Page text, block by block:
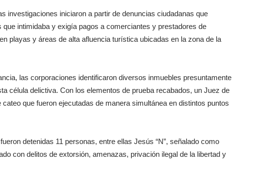
investigaciones iniciaron a partir de denuncias ciudadanas que
que intimidaba y exigía pagos a comerciantes y prestadores de
playas y áreas de alta afluencia turística ubicadas en la zona de la
las corporaciones identificaron diversos inmuebles presuntamente
célula delictiva. Con los elementos de prueba recabados, un Juez de
que fueron ejecutadas de manera simultánea en distintos puntos
detenidas 11 personas, entre ellas Jesús “N”, señalado como
con delitos de extorsión, amenazas, privación ilegal de la libertad y